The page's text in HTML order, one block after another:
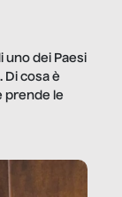
uno dei Paesi
Di cosa è
prende le